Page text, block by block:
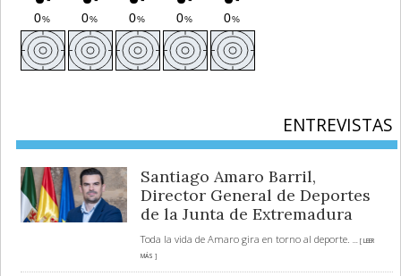
ENTREVISTAS
Santiago Amaro Barril,
Director General de Deportes
de la Junta de Extremadura
Toda la vida de Amaro gira en torno al deporte. ... [ LEER
MÁS ]